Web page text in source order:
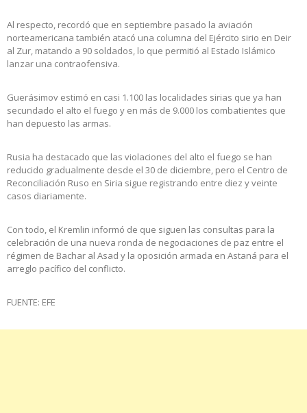
Al respecto, recordó que en septiembre pasado la aviación
norteamericana también atacó una columna del Ejército sirio en Deir
al Zur, matando a 90 soldados, lo que permitió al Estado Islámico
lanzar una contraofensiva.
Guerásimov estimó en casi 1.100 las localidades sirias que ya han
secundado el alto el fuego y en más de 9.000 los combatientes que
han depuesto las armas.
Rusia ha destacado que las violaciones del alto el fuego se han
reducido gradualmente desde el 30 de diciembre, pero el Centro de
Reconciliación Ruso en Siria sigue registrando entre diez y veinte
casos diariamente.
Con todo, el Kremlin informó de que siguen las consultas para la
celebración de una nueva ronda de negociaciones de paz entre el
régimen de Bachar al Asad y la oposición armada en Astaná para el
arreglo pacífico del conflicto.
FUENTE: EFE